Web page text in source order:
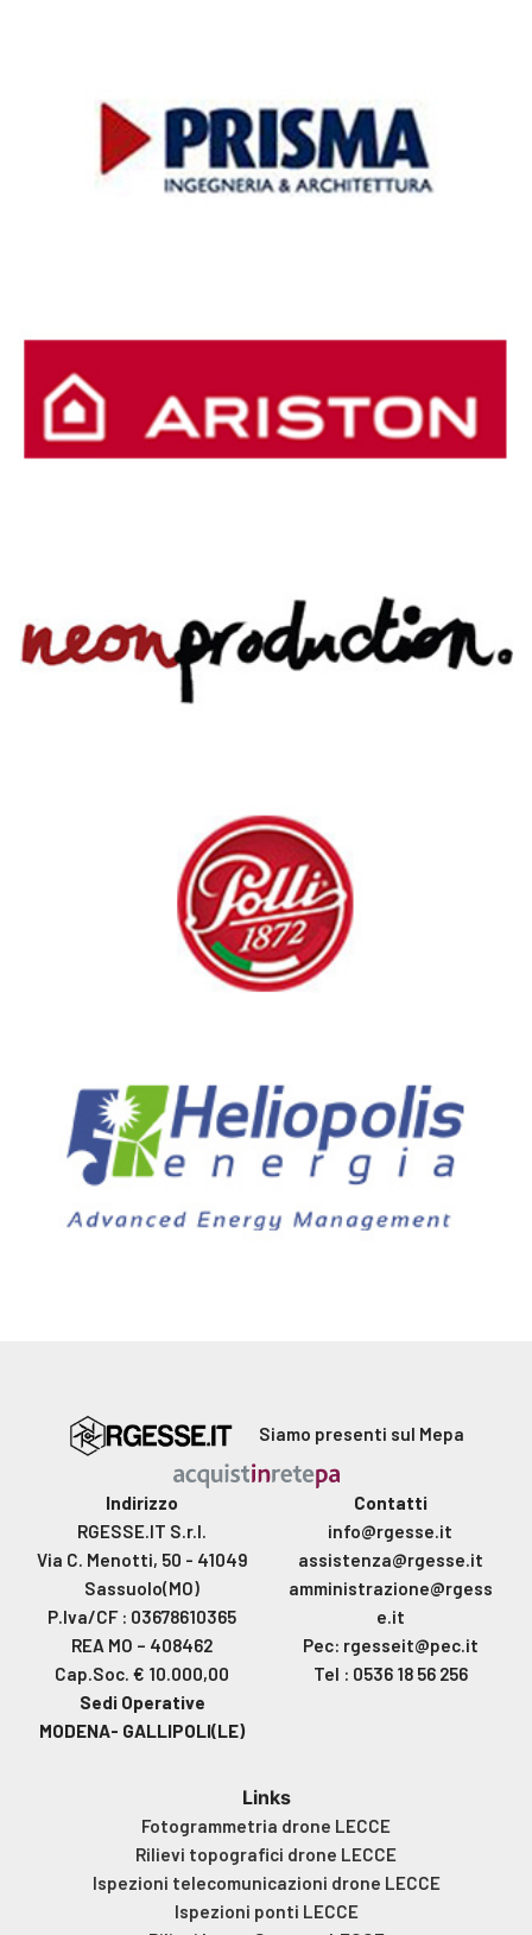
Siamo presenti sul Mepa
Indirizzo
RGESSE.IT S.r.l.
Via C. Menotti, 50 - 41049
Sassuolo(MO)
P.Iva/CF : 03678610365
REA MO – 408462
Cap.Soc. € 10.000,00
Sedi Operative
MODENA- GALLIPOLI(LE)
Contatti
info@rgesse.it
assistenza@rgesse.it
amministrazione@rgess
e.it
Pec: rgesseit@pec.it
Tel : 0536 18 56 256
Links
Fotogrammetria drone LECCE
Rilievi topografici drone LECCE
Ispezioni telecomunicazioni drone LECCE
Ispezioni ponti LECCE